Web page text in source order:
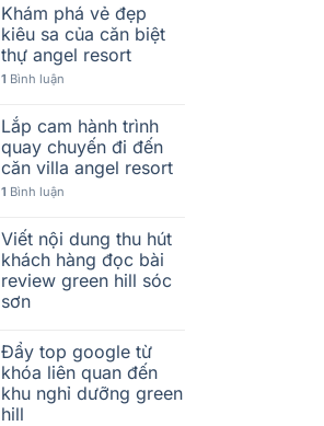
Khám phá vẻ đẹp
kiêu sa của căn biệt
thự angel resort
1 Bình luận
Lắp cam hành trình
quay chuyến đi đến
căn villa angel resort
1 Bình luận
Viết nội dung thu hút
khách hàng đọc bài
review green hill sóc
sơn
Đẩy top google từ
khóa liên quan đến
khu nghỉ dưỡng green
hill